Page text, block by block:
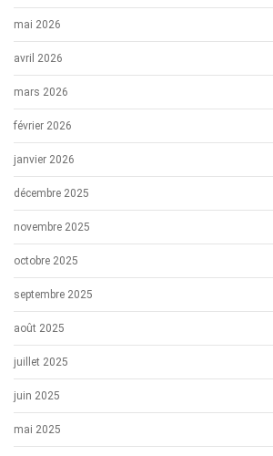
mai 2026
avril 2026
mars 2026
février 2026
janvier 2026
décembre 2025
novembre 2025
octobre 2025
septembre 2025
août 2025
juillet 2025
juin 2025
mai 2025